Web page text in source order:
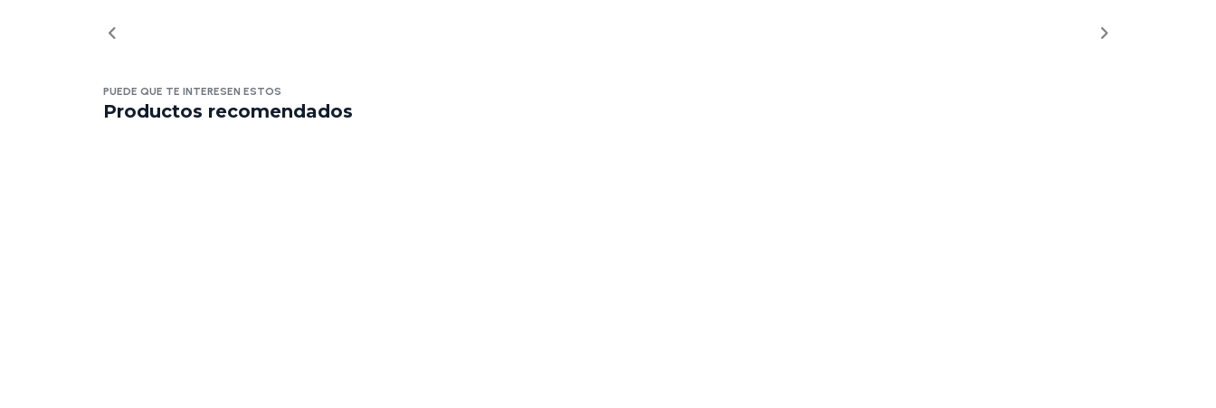
PUEDE QUE TE INTERESEN ESTOS
Productos recomendados